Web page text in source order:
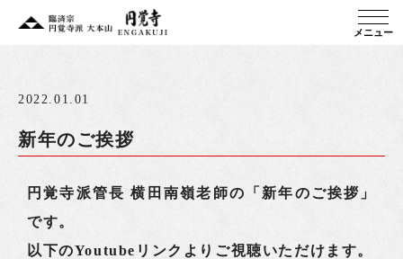
メニュー
2022.01.01
新年のご挨拶
円覚寺派管長 横田南嶺老師の「新年のご挨拶」
です。
以下のYoutubeリンクよりご視聴いただけます。